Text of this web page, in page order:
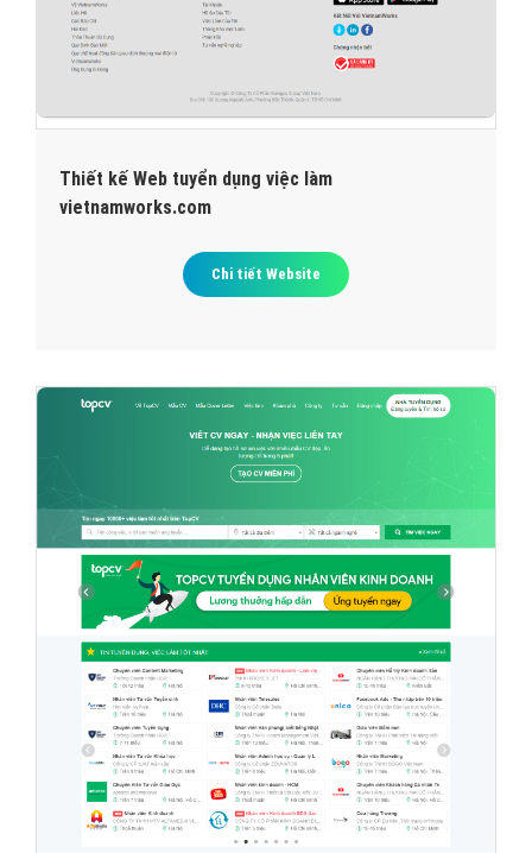
Thiết kế Web tuyển dụng việc làm
vietnamworks.com
Chi tiết Website